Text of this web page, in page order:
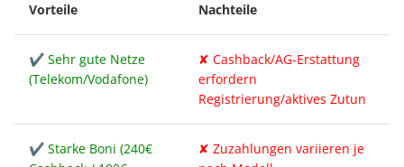
Vorteile Nachteile
✔ Sehr gute Netze
(Telekom/Vodafone)
✘ Cashback/AG-Erstattung
erfordern
Registrierung/aktives Zutun
✔ Starke Boni (240€
✘ Zuzahlungen variieren je